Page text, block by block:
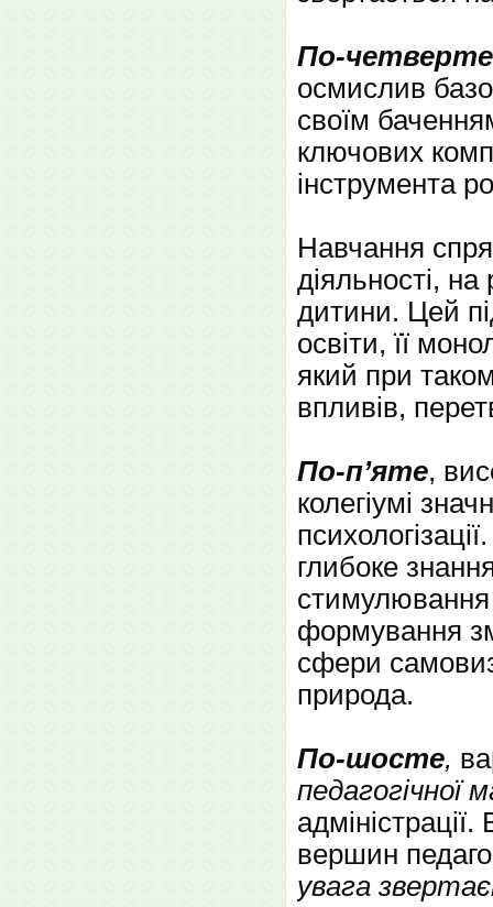
По-четверте
осмислив
своїм
ключових
інструмента
Навчання
діяльності, на
дитини. Цей
освіти, її
який при
впливів,
По-п’яте,
колегіумі
глибоке
стимулювання
формування
сфери
природа.
По-шосте,
педагогічної
вершин
увага